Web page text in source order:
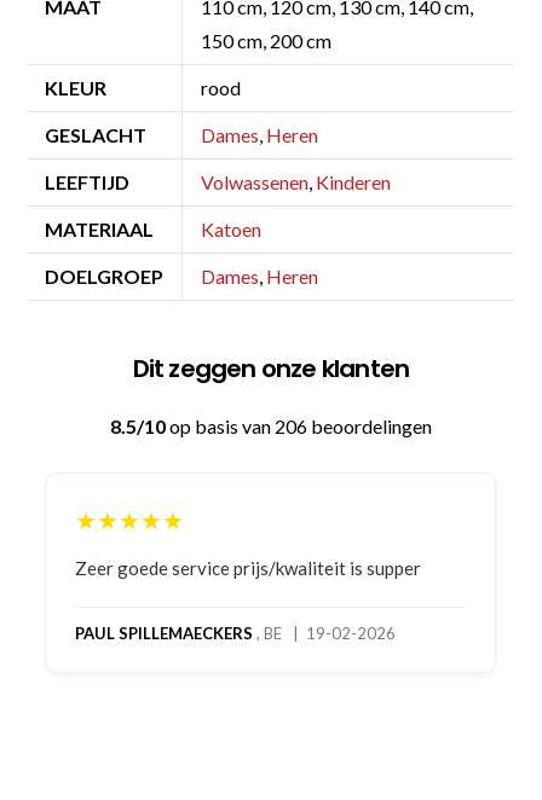
MAAT
110 cm, 120 cm, 130 cm, 140 cm,
150 cm, 200 cm
KLEUR rood
GESLACHT Dames, Heren
LEEFTIJD Volwassenen, Kinderen
MATERIAAL Katoen
DOELGROEP Dames, Heren
Dit zeggen onze klanten
8.5/10op basis van 206 beoordelingen
★★★★★
Bestelling gedaan vanwege goede prijzen en
bestelling al ontvangen met gifts, waardoor je